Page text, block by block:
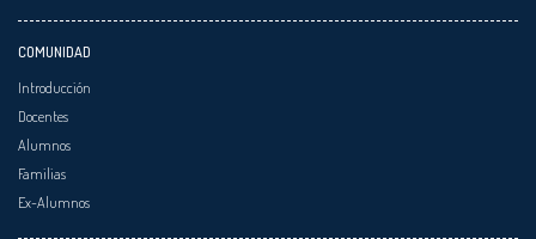
COMUNIDAD
Introducción
Docentes
Alumnos
Familias
Ex-Alumnos